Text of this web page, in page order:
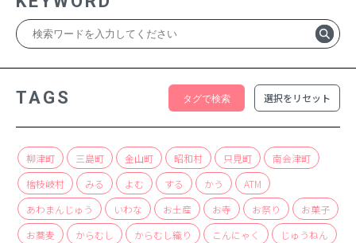
よむ
記事
する
体験
かう
商品
検索
ABOUT
TAGS 選択をリセット
柳津町 三島町 金山町 昭和村 只見町
南会津町
檜枝岐村
みる よむ する かう
ATM
あわまんじゅう
いわな お土産 お寺 お祭り
お菓子
お蕎麦
からむし からむし織り こんにゃく
じゅうねん